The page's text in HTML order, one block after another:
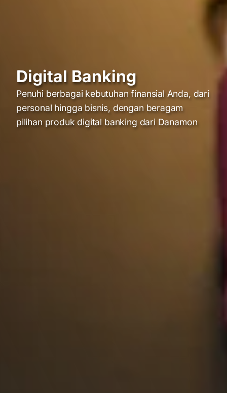
Digital Banking
Penuhi berbagai kebutuhan finansial Anda, dari
personal hingga bisnis, dengan beragam
pilihan produk digital banking dari Danamon